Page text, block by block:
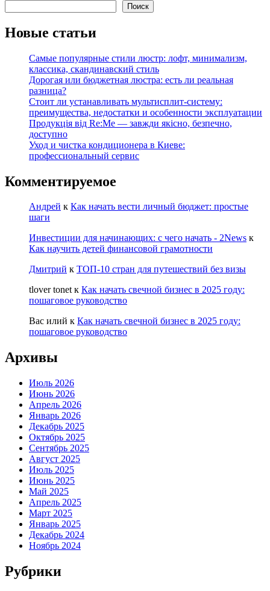
Поиск
Новые статьи
Самые популярные стили люстр: лофт, минимализм,
классика, скандинавский стиль
Дорогая или бюджетная люстра: есть ли реальная
разница?
Стоит ли устанавливать мультисплит-систему:
преимущества, недостатки и особенности эксплуатации
Продукція від Re:Me — завжди якісно, безпечно,
доступно
Уход и чистка кондиционера в Киеве:
профессиональный сервис
Комментируемое
Андрей к Как начать вести личный бюджет: простые
шаги
Инвестиции для начинающих: с чего начать - 2News к
Как научить детей финансовой грамотности
Дмитрий к ТОП-10 стран для путешествий без визы
tlover tonetк Как начать свечной бизнес в 2025 году:
пошаговое руководство
Вас илий к Как начать свечной бизнес в 2025 году:
пошаговое руководство
Архивы
Июль 2026
Июнь 2026
Апрель 2026
Январь 2026
Декабрь 2025
Октябрь 2025
Сентябрь 2025
Август 2025
Июль 2025
Июнь 2025
Май 2025
Апрель 2025
Март 2025
Январь 2025
Декабрь 2024
Ноябрь 2024
Рубрики